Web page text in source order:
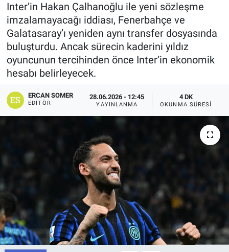
Inter’in Hakan Çalhanoğlu ile yeni sözleşme
imzalamayacağı iddiası, Fenerbahçe ve
Galatasaray’ı yeniden aynı transfer dosyasında
buluşturdu. Ancak sürecin kaderini yıldız
oyuncunun tercihinden önce Inter’in ekonomik
hesabı belirleyecek.
ERCAN SOMER
EDITÖR
28.06.2026 - 12:45
YAYINLANMA
4 DK
OKUNMA SÜRESI